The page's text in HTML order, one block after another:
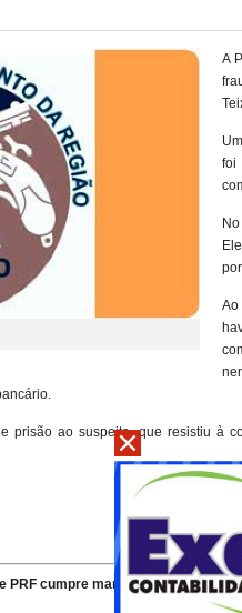
A
foi
prisão ao suspeito, que resistiu à
cumpre mandado de prisão em